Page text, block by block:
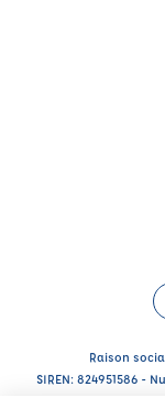
Raison
SIREN: 824951586 -